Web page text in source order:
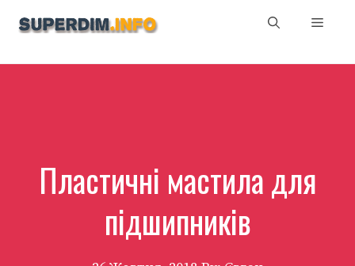
Пластичні мастила для
підшипників